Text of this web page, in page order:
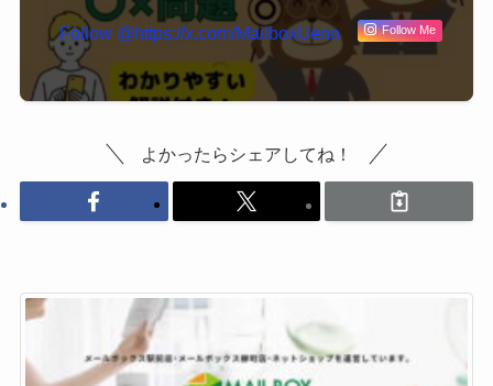
Follow @https://x.com/MailboxUeno Follow Me
よかったらシェアしてね！